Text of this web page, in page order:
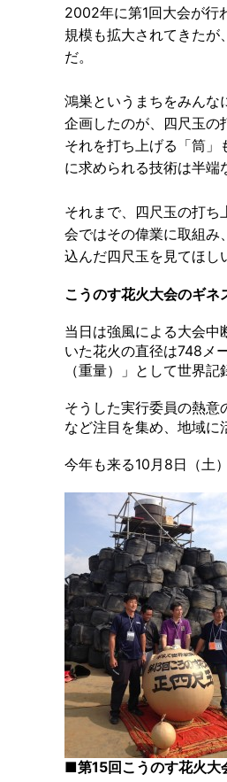
2002年に第1回大会が行
規模も拡大されてきた
だ。
鴻巣というまちをみんな
企画したのが、四尺玉の
それを打ち上げる「筒
に求められる技術は半端
それまで、四尺玉の打ち
会ではその偉業に取組み
込んだ四尺玉を見てほし
こうのす花火大会のギネ
当日は強風による大会
いた花火の直径は748メ
（重量）」として世界
そうした実行委員の熱意
など注目を集め、地域に
今年も来る10月8日（土
■第15回こうのす花火